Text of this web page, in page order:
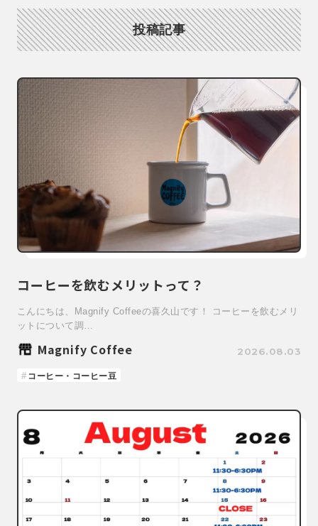
投稿記事
コーヒーを飲むメリットって？
こんにちは、Magnify Coffeeの喜久山です！ コーヒーを飲むメリ
ットについて調…
Magnify Coffee 2026.08.03
コーヒー・コーヒー豆